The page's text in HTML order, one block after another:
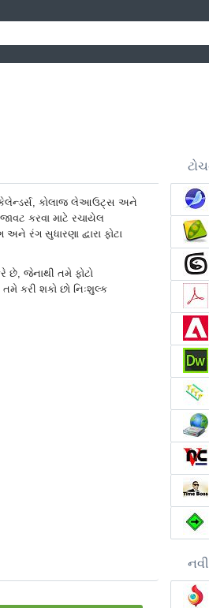
કેલેન્ડર્સ, કોલાજ લેઆઉટ્સ અને
કરવા માટે રચાયેલ
રંગ સુધારણા દ્વારા ફોટા
છે, જેનાથી તમે ફોટો
કરી શકો છો નિઃશુલ્ક